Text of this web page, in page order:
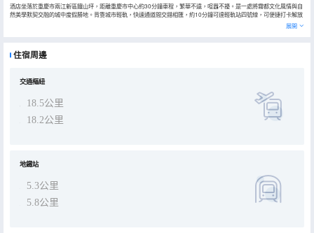
酒店坐落於重慶市兩江新區鐵山坪，距離重慶市中心約30分鐘車程，繁華不遠，喧囂不擾。是一處將霧都文化風情與自
然美學默契交融的城中度假勝地。背靠城市輕軌，快速通道間交錯相匯，約10分鐘可達輕軌站四號線，可便捷打卡解放
碑、洪崖洞等熱門地。賓客可在此品味中式珍饈、西班牙美饌，體驗靈感會議設施、摩登健身中心以及室內恒温游泳
展開
住宿周邊
交通樞紐
18.5公里
18.2公里
地鐵站
5.3公里
5.8公里